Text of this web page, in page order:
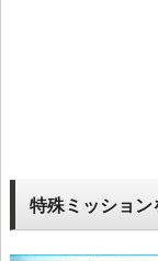
特殊ミッション